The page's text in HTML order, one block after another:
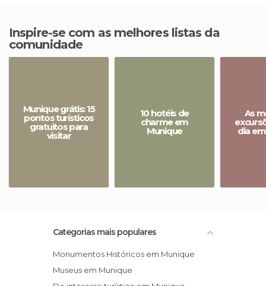
Inspire-se com as melhores listas da
comunidade
Munique grátis: 15
pontos turísticos
gratuitos para
visitar
10 hotéis de
charme em
Munique
As
dia
Categorias mais populares
Monumentos Históricos em Munique
Museus em Munique